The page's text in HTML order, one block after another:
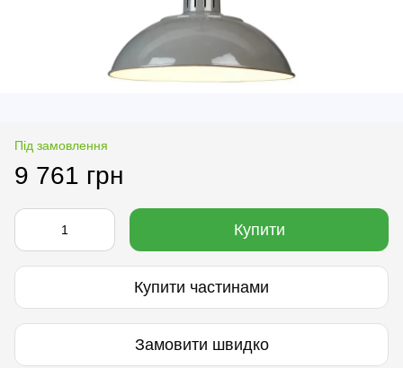
Під замовлення
9 761 грн
Купити
Купити частинами
Замовити швидко